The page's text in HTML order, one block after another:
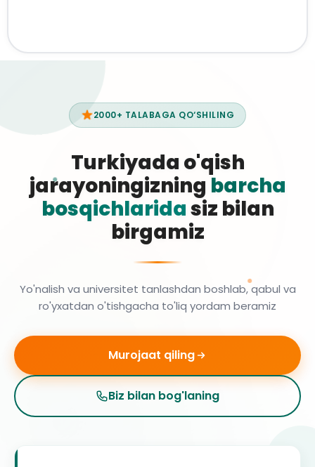
2000+ TALABAGA QO‘SHILING
Turkiyada o'qish
jarayoningizning barcha
bosqichlaridasiz bilan
birgamiz
Yo'nalish va universitet tanlashdan boshlab, qabul va
ro'yxatdan o'tishgacha to'liq yordam beramiz
Murojaat qiling
Biz bilan bog'laning